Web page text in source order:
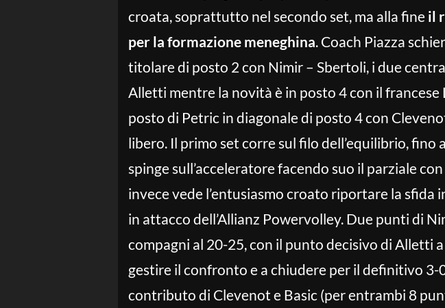
croata, soprattutto nel secondo set, ma alla fine il
per la formazione meneghina. Coach Piazza
titolare di posto 2 con Nimir – Sbertoli, i due
Alletti mentre la novità è in posto 4 con il francese
posto di Petric in diagonale di posto 4 con
libero. Il primo set corre sul filo dell’equilibrio, fino
spinge sull’acceleratore facendo suo il parziale
invece vede l’entusiasmo croato riportare la
in attacco dell’Allianz Powervolley. Due punti di
compagni al 20-25, con il punto decisivo di Alletti
gestire il confronto e a chiudere per il definitivo 3-
contributo di Clevenot e Basic (per entrambi 8